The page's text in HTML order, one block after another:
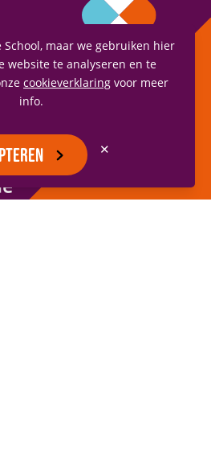
School, maar we gebruiken hier
website te analyseren en te
cookieverklaring voor meer
info.
✕